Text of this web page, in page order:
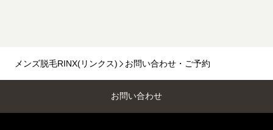
メンズ脱毛RINX(リンクス) お問い合わせ・ご予約
お問い合わせ